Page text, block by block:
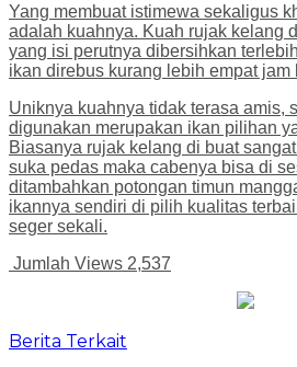
Yang membuat istimewa sekaligus
adalah kuahnya. Kuah rujak kelang
yang isi perutnya dibersihkan
ikan direbus kurang lebih empat jam
Uniknya kuahnya tidak terasa amis,
digunakan merupakan ikan pilihan
Biasanya rujak kelang di buat
suka pedas maka cabenya bisa di
ditambahkan potongan timun
ikannya sendiri di pilih kualitas
seger sekali.
Jumlah Views 2,537
Berita Terkait